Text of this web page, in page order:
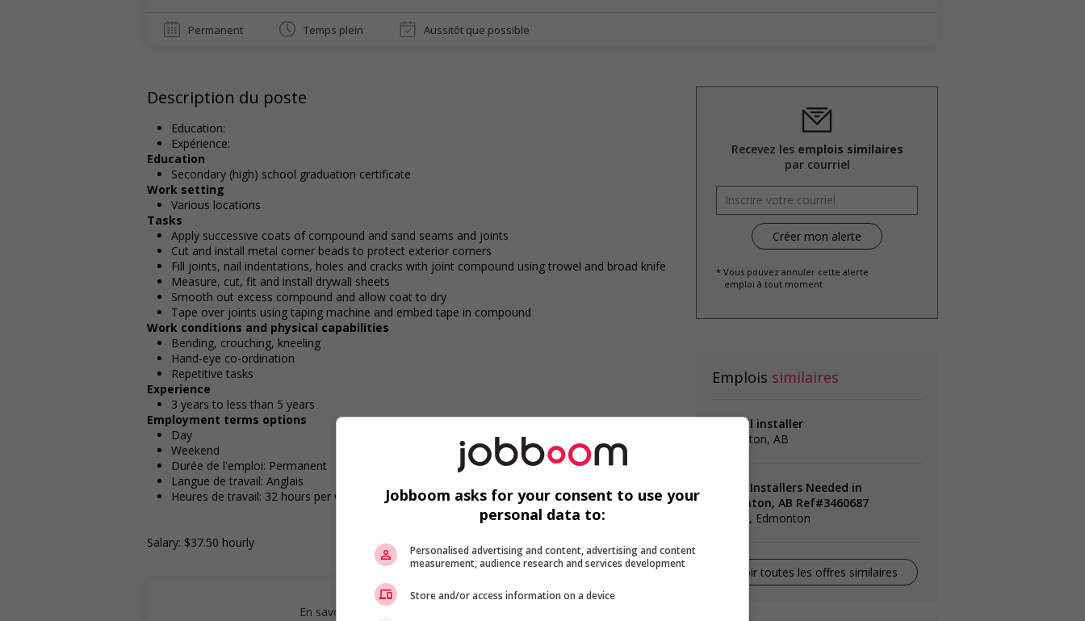
Permanent Temps plein Aussitôt que possible
Description du poste
Education:
Expérience:
Education
Secondary (high) school graduation certificate
Work setting
Various locations
Tasks
Apply successive coats of compound and sand seams and joints
Cut and install metal corner beads to protect exterior corners
Fill joints, nail indentations, holes and cracks with joint compound using trowel and broad knife
Measure, cut, fit and install drywall sheets
Smooth out excess compound and allow coat to dry
Tape over joints using taping machine and embed tape in compound
Work conditions and physical capabilities
Bending, crouching, kneeling
Hand-eye co-ordination
Repetitive tasks
Experience
3 years to less than 5 years
Employment terms options
Day
Weekend
Durée de l'emploi: Permanent
Langue de travail: Anglais
Heures de travail: 32 hours per week
Salary: $37.50 hourly
En savoir plus
Recevez les emplois similaires
par courriel
* Vous pouvez annuler cette alerte
emploi à tout moment
Emplois similaires
drywall installer
Edmonton, AB
Siding Installers Needed in
Edmonton, AB Ref#3460687
Alberta, Edmonton
Voir toutes les offres similaires
Jobboom asks for your consent to use your
personal data to:
Personalised advertising and content, advertising and content
measurement, audience research and services development
Store and/or access information on a device